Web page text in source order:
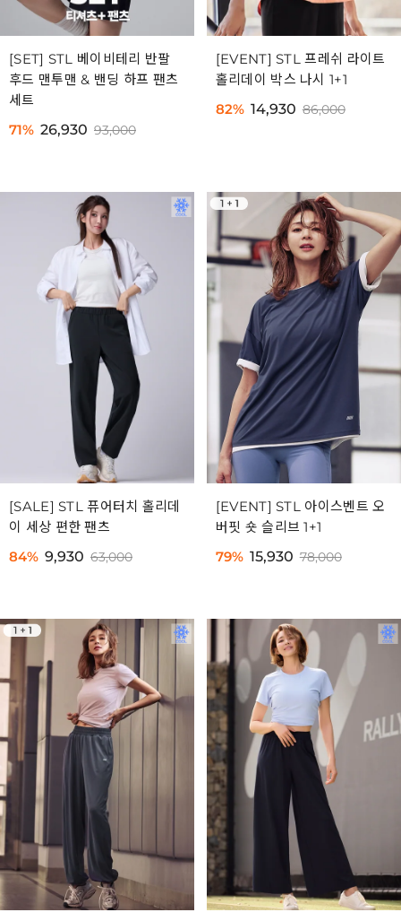
[SET] STL 베이비테리 반팔
후드 맨투맨 & 밴딩 하프 팬츠
세트
71% 26,930 93,000
[EVENT] STL 프레쉬 라이트
홀리데이 박스 나시 1+1
82% 14,930 86,000
[SALE] STL 퓨어터치 홀리데
이 세상 편한 팬츠
84% 9,930 63,000
[EVENT] STL 아이스벤트 오
버핏 숏 슬리브 1+1
79% 15,930 78,000